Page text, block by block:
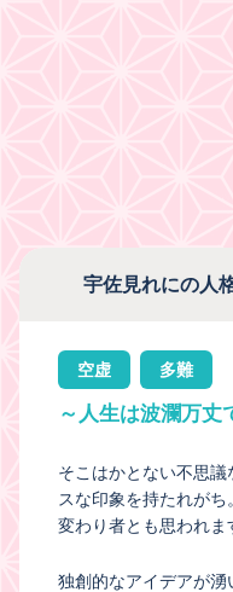
宇佐見れにの人
空虚 多難
～人生は波瀾万丈
そこはかとない不思
スな印象を持たれがち
変わり者とも思われま
独創的なアイデアが